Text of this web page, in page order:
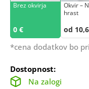
Brez okvirja
0 €
Okvir –
hrast
od
*cena dodatkov bo
Dostopnost:
Na zalogi